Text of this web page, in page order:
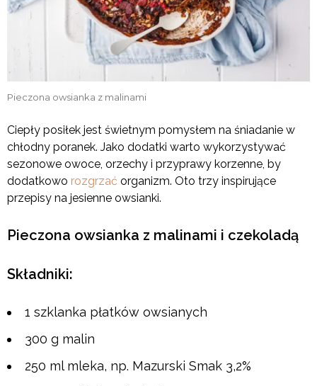
Pieczona owsianka z malinami
Ciepły posiłek jest świetnym pomysłem na śniadanie w
chłodny poranek. Jako dodatki warto wykorzystywać
sezonowe owoce, orzechy i przyprawy korzenne, by
dodatkowo rozgrzać organizm. Oto trzy inspirujące
przepisy na jesienne owsianki.
Pieczona owsianka z malinami i czekoladą
Składniki:
1 szklanka płatków owsianych
300 g malin
250 ml mleka, np. Mazurski Smak 3,2%